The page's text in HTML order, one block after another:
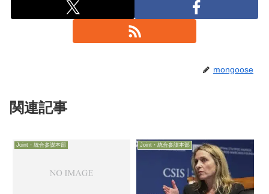
mongoose
関連記事
Joint・統合参謀本部 Joint・統合参謀本部